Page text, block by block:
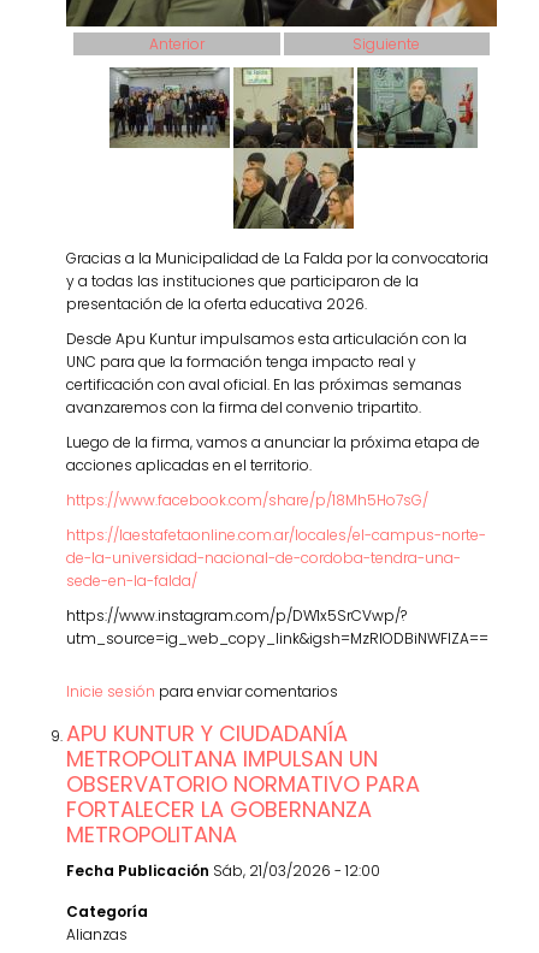
Anterior Siguiente
Gracias a la Municipalidad de La Falda por la convocatoria
y a todas las instituciones que participaron de la
presentación de la oferta educativa 2026.
Desde Apu Kuntur impulsamos esta articulación con la
UNC para que la formación tenga impacto real y
certificación con aval oficial. En las próximas semanas
avanzaremos con la firma del convenio tripartito.
Luego de la firma, vamos a anunciar la próxima etapa de
acciones aplicadas en el territorio.
https://www.facebook.com/share/p/18Mh5Ho7sG/
https://laestafetaonline.com.ar/locales/el-campus-norte-
de-la-universidad-nacional-de-cordoba-tendra-una-
sede-en-la-falda/
https://www.instagram.com/p/DW1x5SrCVwp/?
utm_source=ig_web_copy_link&igsh=MzRlODBiNWFlZA==
Inicie sesión para enviar comentarios
APU KUNTUR Y CIUDADANÍA
METROPOLITANA IMPULSAN UN
OBSERVATORIO NORMATIVO PARA
FORTALECER LA GOBERNANZA
METROPOLITANA
Fecha Publicación Sáb, 21/03/2026 - 12:00
Categoría
Alianzas